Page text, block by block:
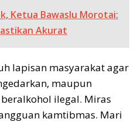
Ketua Bawaslu Morotai:
Akurat
lapisan masyarakat agar
maupun
ilegal. Miras
kamtibmas. Mari